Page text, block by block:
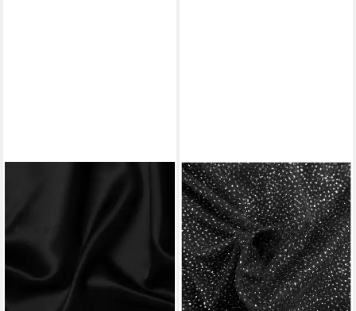
lieferbar - in 3-4 Werktagen bei dir